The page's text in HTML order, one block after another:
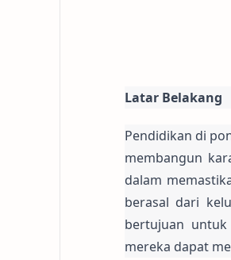
Latar Belakang
Pendidikan di
membangun
dalam
berasal dari
bertujuan
mereka dapat